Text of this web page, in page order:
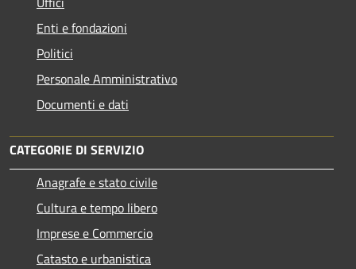
Enti e fondazioni
Politici
Personale Amministrativo
Documenti e dati
CATEGORIE DI SERVIZIO
Anagrafe e stato civile
Cultura e tempo libero
Imprese e Commercio
Catasto e urbanistica